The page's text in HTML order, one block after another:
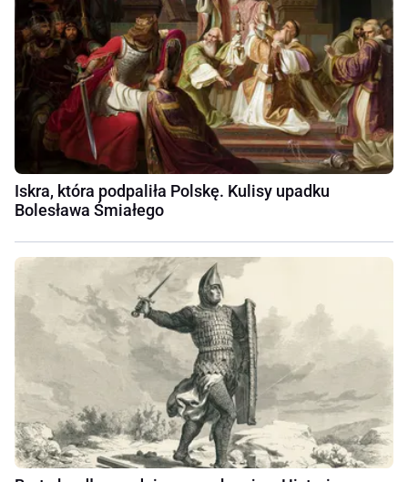
Iskra, która podpaliła Polskę. Kulisy upadku
Bolesława Śmiałego